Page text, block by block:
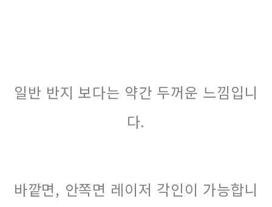
일반 반지 보다는 약간 두꺼운 느낌입니
다.
바깥면, 안쪽면 레이저 각인이 가능합니